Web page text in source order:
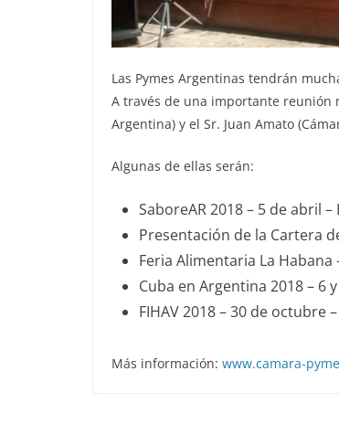
Las Pymes Argentinas tendrán
A través de una importante reunión
Argentina) y el Sr. Juan Amato
Algunas de ellas serán:
SaboreAR 2018 – 5 de abril
Presentación de la Cartera
Feria Alimentaria La Habana
Cuba en Argentina 2018 – 6
FIHAV 2018 – 30 de octubre
Más información: www.camara-